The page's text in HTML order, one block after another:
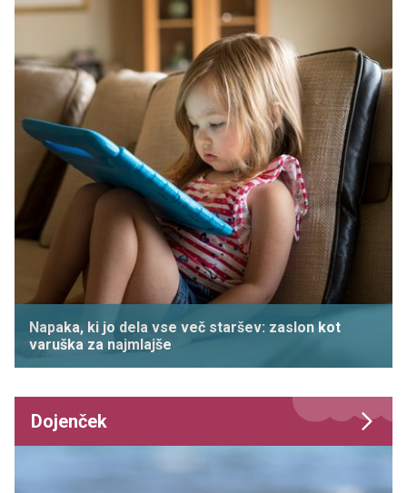
Napaka, ki jo dela vse več staršev: zaslon kot
varuška za najmlajše
Dojenček